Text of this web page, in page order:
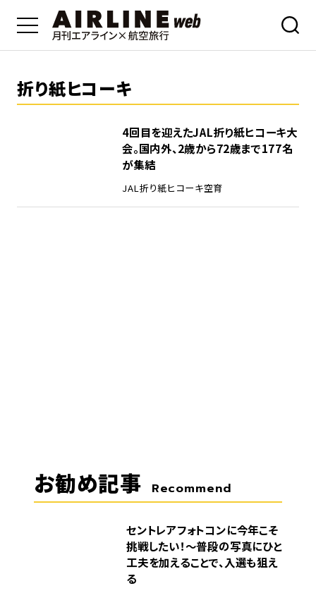
折り紙ヒコーキ
4回目を迎えたJAL折り紙ヒコーキ大
会。国内外、2歳から72歳まで177名
が集結
JAL折り紙ヒコーキ空育
お勧め記事 Recommend
セントレアフォトコンに今年こそ
挑戦したい！～普段の写真にひと
工夫を加えることで、入選も狙え
る